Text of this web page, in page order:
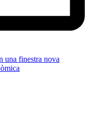
una finestra nova